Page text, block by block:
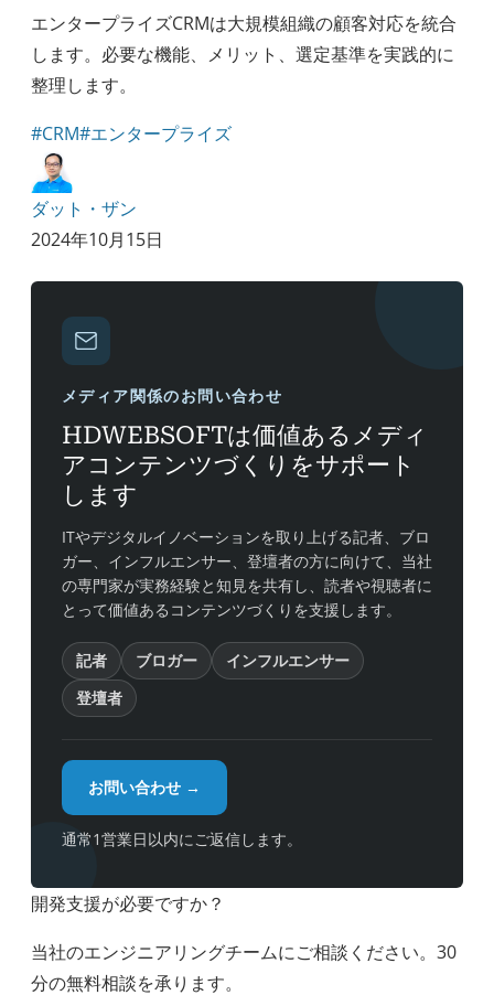
エンタープライズCRMは大規模組織の顧客対応を統合
します。必要な機能、メリット、選定基準を実践的に
整理します。
#CRM#エンタープライズ
ダット・ザン
2024年10月15日
メディア関係のお問い合わせ
HDWEBSOFTは価値あるメディ
アコンテンツづくりをサポート
します
ITやデジタルイノベーションを取り上げる記者、ブロ
ガー、インフルエンサー、登壇者の方に向けて、当社
の専門家が実務経験と知見を共有し、読者や視聴者に
とって価値あるコンテンツづくりを支援します。
記者 ブロガー
インフルエンサー
登壇者
お問い合わせ →
通常1営業日以内にご返信します。
開発支援が必要ですか？
当社のエンジニアリングチームにご相談ください。30
分の無料相談を承ります。